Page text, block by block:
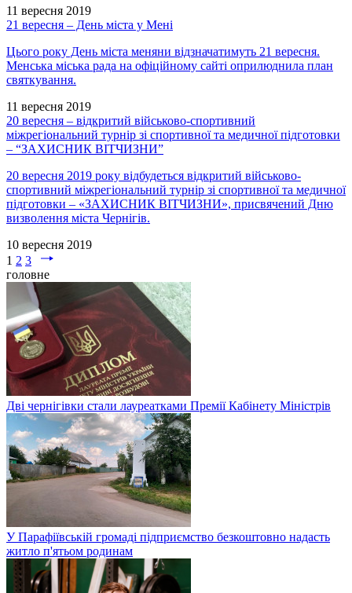
11 вересня 2019
21 вересня – День міста у Мені
Цього року День міста меняни відзначатимуть 21 вересня.
Менська міська рада на офіційному сайті оприлюднила план
святкування.
11 вересня 2019
20 вересня – відкритий військово-спортивний
міжрегіональний турнір зі спортивної та медичної підготовки
– “ЗАХИСНИК ВІТЧИЗНИ”
20 вересня 2019 року відбудеться відкритий військово-
спортивний міжрегіональний турнір зі спортивної та медичної
підготовки – «ЗАХИСНИК ВІТЧИЗНИ», присвячений Дню
визволення міста Чернігів.
10 вересня 2019
1 2 3
головне
Дві чернігівки стали лауреатками Премії Кабінету Міністрів
У Парафіївській громаді підприємство безкоштовно надасть
житло п'ятьом родинам